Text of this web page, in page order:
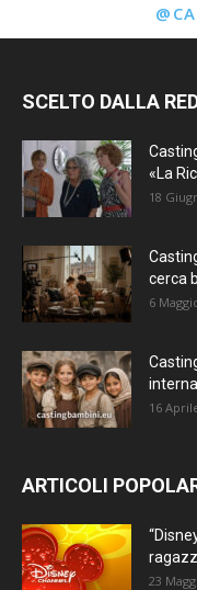
SCELTO DALLA
«La
18
cerca
6
16
ARTICOLI
23